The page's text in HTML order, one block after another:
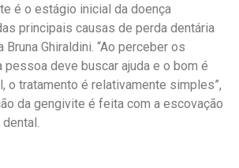
é o estágio inicial da doença
principais causas de perda dentária
Bruna Ghiraldini. “Ao perceber os
deve buscar ajuda e o bom é
o tratamento é relativamente simples”,
da gengivite é feita com a escovação